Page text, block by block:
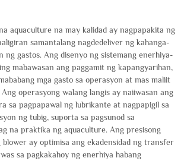
aquaculture na may kalidad ay nagpapakita ng
samantalang nagdedeliver ng kahanga-
ng gastos. Ang disenyo ng sistemang enerhiya-
mabawasan ang paggamit ng kapangyarihan,
mga gasto sa operasyon at mas maliit
operasyong walang langis ay naiiwasan ang
sa pagpapawal ng lubrikante at nagpapigil sa
ng tubig, suporta sa pagsunod sa
na praktika ng aquaculture. Ang presisong
ay optimisa ang ekadensidad ng transfer
sa pagkakahoy ng enerhiya habang